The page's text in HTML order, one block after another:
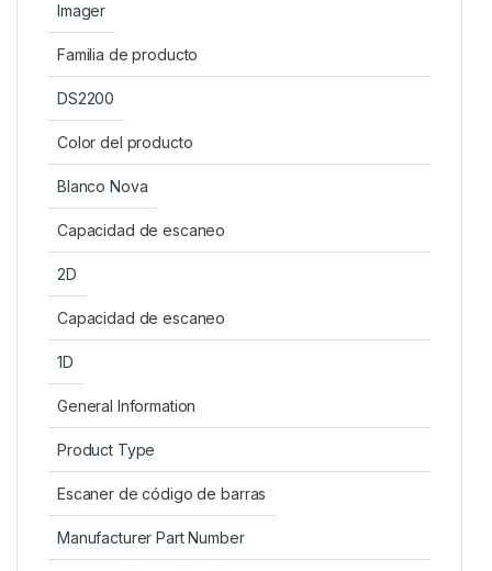
Imager
Familia de producto
DS2200
Color del producto
Blanco Nova
Capacidad de escaneo
2D
Capacidad de escaneo
1D
General Information
Product Type
Escaner de código de barras
Manufacturer Part Number